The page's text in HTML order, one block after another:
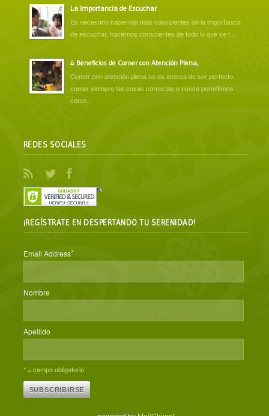
La Importancia de Escuchar
Es necesario hacernos más conscientes de la importancia
de escuchar, hacernos conscientes de todo lo que se r...
4 Beneficios de Comer con Atención Plena,
Comer con atención plena no es acerca de ser perfecto,
comer siempre las cosas correctas o nunca permitirnos
come...
REDES SOCIALES
¡REGÍSTRATE EN DESPERTANDO TU SERENIDAD!
Email Address*
Nombre
Apellido
* = campo obligatorio